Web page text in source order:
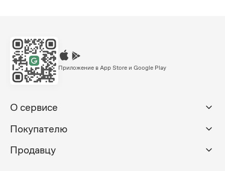
Приложение в App Store и Google Play
О сервисе
Покупателю
Продавцу